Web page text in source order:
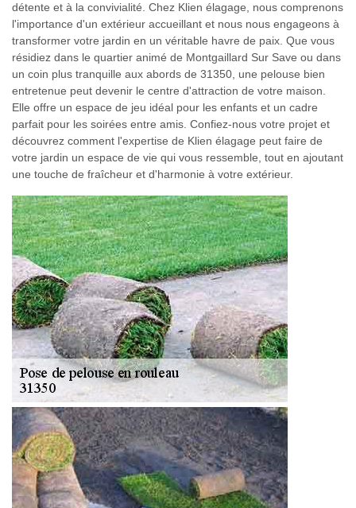
détente et à la convivialité. Chez Klien élagage, nous comprenons
l'importance d'un extérieur accueillant et nous nous engageons à
transformer votre jardin en un véritable havre de paix. Que vous
résidiez dans le quartier animé de Montgaillard Sur Save ou dans
un coin plus tranquille aux abords de 31350, une pelouse bien
entretenue peut devenir le centre d'attraction de votre maison.
Elle offre un espace de jeu idéal pour les enfants et un cadre
parfait pour les soirées entre amis. Confiez-nous votre projet et
découvrez comment l'expertise de Klien élagage peut faire de
votre jardin un espace de vie qui vous ressemble, tout en ajoutant
une touche de fraîcheur et d'harmonie à votre extérieur.